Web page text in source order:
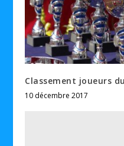
Classement joueurs
10 décembre 2017